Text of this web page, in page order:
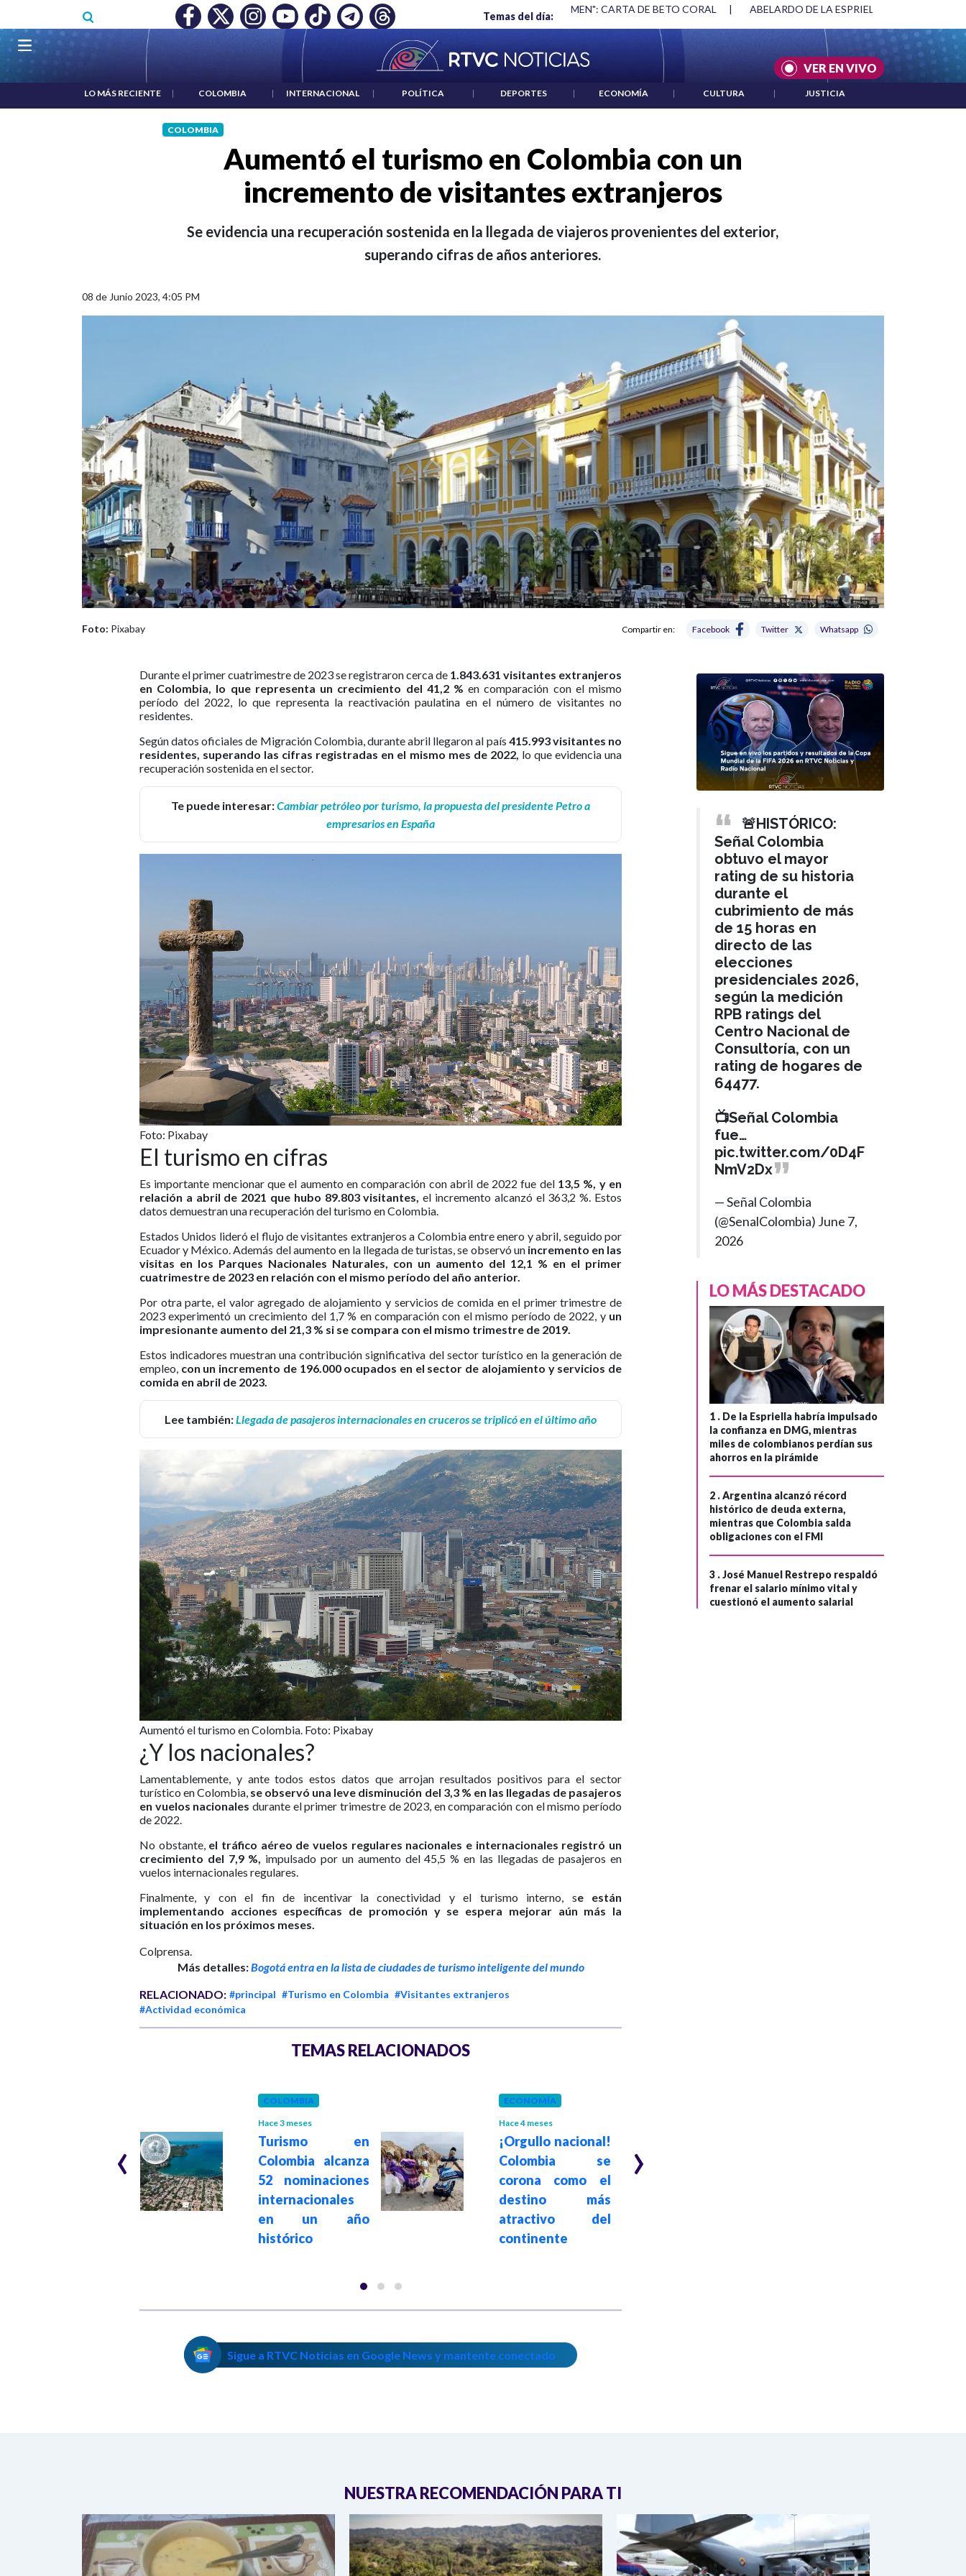
Temas del día:
NO DESTRUYÓ EMPLEO: JP MORGAN | "HABLAR NO ES UN CRIMEN": CARTA DE BETO CORAL ABELARDO DE LA ESPRIELLA Y DMG ACUERDOS ENTRE ESTADOS UNIDOS E IRÁN
VER EN VIVO
Navegación principal
LO MÁS RECIENTE | COLOMBIA | INTERNACIONAL | POLÍTICA | DEPORTES | ECONOMÍA | CULTURA | JUSTICIA
COLOMBIA
Aumentó el turismo en Colombia con un
incremento de visitantes extranjeros
Se evidencia una recuperación sostenida en la llegada de viajeros provenientes del exterior,
superando cifras de años anteriores.
08 de Junio 2023, 4:05 PM
Foto: Pixabay Compartir en: Facebook Twitter Whatsapp
Durante el primer cuatrimestre de 2023 se registraron cerca de 1.843.631 visitantes extranjeros
en Colombia, lo que representa un crecimiento del 41,2 % en comparación con el mismo
período del 2022, lo que representa la reactivación paulatina en el número de visitantes no
residentes.
Según datos oficiales de Migración Colombia, durante abril llegaron al país 415.993 visitantes no
residentes, superando las cifras registradas en el mismo mes de 2022, lo que evidencia una
recuperación sostenida en el sector.
Te puede interesar:Cambiar petróleo por turismo, la propuesta del presidente Petro a
empresarios en España
Foto: Pixabay
El turismo en cifras
Es importante mencionar que el aumento en comparación con abril de 2022 fue del 13,5 %, y en
relación a abril de 2021 que hubo 89.803 visitantes, el incremento alcanzó el 363,2 %. Estos
datos demuestran una recuperación del turismo en Colombia.
Estados Unidos lideró el flujo de visitantes extranjeros a Colombia entre enero y abril, seguido por
Ecuador y México. Además del aumento en la llegada de turistas, se observó un incremento en las
visitas en los Parques Nacionales Naturales, con un aumento del 12,1 % en el primer
cuatrimestre de 2023 en relación con el mismo período del año anterior.
Por otra parte, el valor agregado de alojamiento y servicios de comida en el primer trimestre de
2023 experimentó un crecimiento del 1,7 % en comparación con el mismo período de 2022, yun
impresionante aumento del 21,3 % si se compara con el mismo trimestre de 2019.
Estos indicadores muestran una contribución significativa del sector turístico en la generación de
empleo, con un incremento de 196.000 ocupados en el sector de alojamiento y servicios de
comida en abril de 2023.
Lee también:Llegada de pasajeros internacionales en cruceros se triplicó en el último año
Aumentó el turismo en Colombia. Foto: Pixabay
¿Y los nacionales?
Lamentablemente, y ante todos estos datos que arrojan resultados positivos para el sector
turístico en Colombia, se observó una leve disminución del 3,3 % en las llegadas de pasajeros
en vuelos nacionales durante el primer trimestre de 2023, en comparación con el mismo período
de 2022.
No obstante, el tráfico aéreo de vuelos regulares nacionales e internacionales registró un
crecimiento del 7,9 %, impulsado por un aumento del 45,5 % en las llegadas de pasajeros en
vuelos internacionales regulares.
Finalmente, y con el fin de incentivar la conectividad y el turismo interno, se están
implementando acciones específicas de promoción y se espera mejorar aún más la
situación en los próximos meses.
Colprensa.
Más detalles:Bogotá entra en la lista de ciudades de turismo inteligente del mundo
RELACIONADO: #principal #Turismo en Colombia #Visitantes extranjeros
#Actividad económica
TEMAS RELACIONADOS
récord histórico
en turismo con
COLOMBIA
Hace 3 meses
Turismo en
Colombia alcanza
52 nominaciones
internacionales
en un año
histórico
ECONOMÍA
Hace 4 meses
¡Orgullo nacional!
Colombia se
corona como el
destino más
atractivo del
continente
‹ ›
Sigue a RTVC Noticias en Google News y mantente conectado
🚨HISTÓRICO:
Señal Colombia
obtuvo el mayor
rating de su historia
durante el
cubrimiento de más
de 15 horas en
directo de las
elecciones
presidenciales 2026,
según la medición
RPB ratings del
Centro Nacional de
Consultoría, con un
rating de hogares de
64477.
📺Señal Colombia
fue…
pic.twitter.com/0D4F
NmV2Dx
— Señal Colombia
(@SenalColombia) June 7,
2026
LO MÁS DESTACADO
1 . De la Espriella habría impulsado
la confianza en DMG, mientras
miles de colombianos perdían sus
ahorros en la pirámide
2 .Argentina alcanzó récord
histórico de deuda externa,
mientras que Colombia salda
obligaciones con el FMI
3 .José Manuel Restrepo respaldó
frenar el salario mínimo vital y
cuestionó el aumento salarial
NUESTRA RECOMENDACIÓN PARA TI